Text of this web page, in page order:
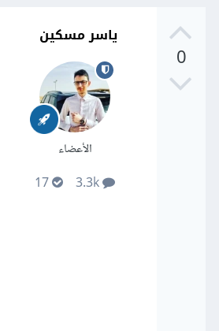
0
ياسر مسكين
الأعضاء